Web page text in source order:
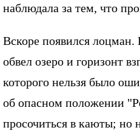
наблюдала за тем, что
Вскоре появился
обвел озеро и горизонт
которого нельзя было
об опасном положении
просочиться в каюты; но